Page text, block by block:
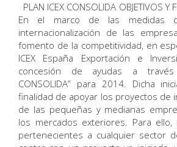
PLAN ICEX CONSOLIDA OBJETIVOS Y
En el marco de las medidas
internacionalización de las
fomento de la competitividad, en
ICEX España Exportación e
concesión de ayudas a través
CONSOLIDA” para 2014. Dicha
finalidad de apoyar los proyectos de
de las pequeñas y medianas
los mercados exteriores. Para ello,
pertenecientes a cualquier sector